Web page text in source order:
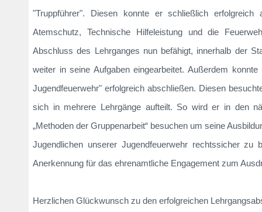
"Truppführer". Diesen konnte er schließlich
Atemschutz, Technische Hilfeleistung und die
Abschluss des Lehrganges nun befähigt, innerhalb der
weiter in seine Aufgaben eingearbeitet. Außerdem
Jugendfeuerwehr" erfolgreich abschließen. Diesen
sich in mehrere Lehrgänge aufteilt. So wird er in den
„Methoden der Gruppenarbeit“ besuchen um seine
Jugendlichen unserer Jugendfeuerwehr rechtssicher
Anerkennung für das ehrenamtliche Engagement zum
Herzlichen Glückwunsch zu den erfolgreichen